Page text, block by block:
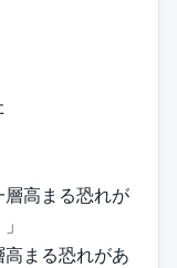
層高まる恐れが
高まる恐れがあ